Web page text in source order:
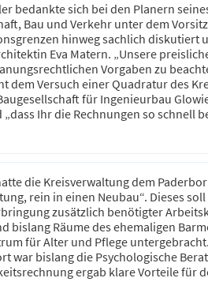
bedankte sich bei den Planern
Bau und Verkehr unter dem
hinweg sachlich
Eva Matern. „Unsere
Vorgaben zu
dem Versuch einer Quadratur des
für Ingenieurbau
Ihr die Rechnungen so schnell
die Kreisverwaltung dem
rein in einen Neubau“. Dieses
zusätzlich benötigter
bislang Räume des ehemaligen
für Alter und Pflege
war bislang die Psychologische
ergab klare Vorteile für